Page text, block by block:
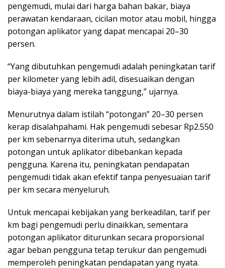
pengemudi, mulai dari harga bahan bakar, biaya
perawatan kendaraan, cicilan motor atau mobil, hingga
potongan aplikator yang dapat mencapai 20–30
persen.
“Yang dibutuhkan pengemudi adalah peningkatan tarif
per kilometer yang lebih adil, disesuaikan dengan
biaya-biaya yang mereka tanggung,” ujarnya.
Menurutnya dalam istilah “potongan” 20–30 persen
kerap disalahpahami. Hak pengemudi sebesar Rp2.550
per km sebenarnya diterima utuh, sedangkan
potongan untuk aplikator dibebankan kepada
pengguna. Karena itu, peningkatan pendapatan
pengemudi tidak akan efektif tanpa penyesuaian tarif
per km secara menyeluruh.
Untuk mencapai kebijakan yang berkeadilan, tarif per
km bagi pengemudi perlu dinaikkan, sementara
potongan aplikator diturunkan secara proporsional
agar beban pengguna tetap terukur dan pengemudi
memperoleh peningkatan pendapatan yang nyata.